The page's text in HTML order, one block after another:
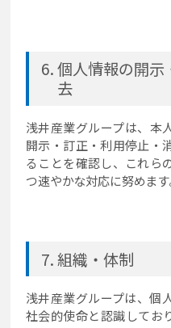
個人情報の開示
去
浅井産業グループは、本
開示・訂正・利用停止・
ることを確認し、これら
つ速やかな対応に努めます
組織・体制
浅井産業グループは、個
社会的使命と認識してお